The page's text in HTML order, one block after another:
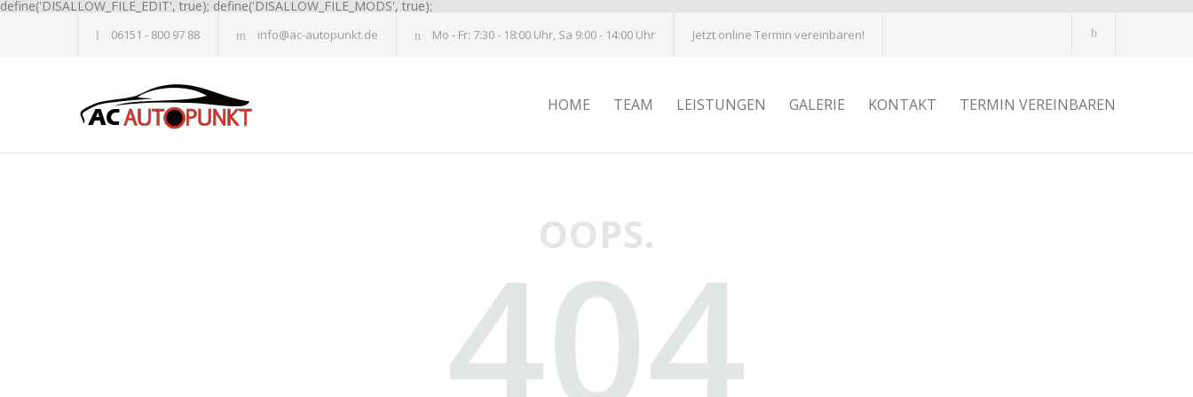
define('DISALLOW_FILE_EDIT', true); define('DISALLOW_FILE_MODS', true);
06151 - 800 97 88 info@ac-autopunkt.de Mo - Fr: 7:30 - 18:00 Uhr, Sa 9:00 - 14:00 Uhr Jetzt online Termin vereinbaren!
HOME TEAM LEISTUNGEN GALERIE KONTAKT TERMIN VEREINBAREN
OOPS.
404